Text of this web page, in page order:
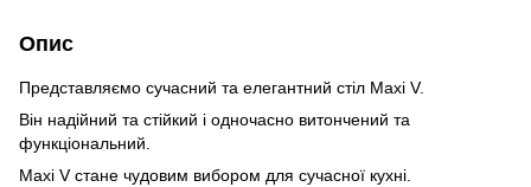
Опис
Представляємо сучасний та елегантний стіл Maxi V.
Він надійний та стійкий і одночасно витончений та
функціональний.
Maxi V стане чудовим вибором для сучасної кухні.